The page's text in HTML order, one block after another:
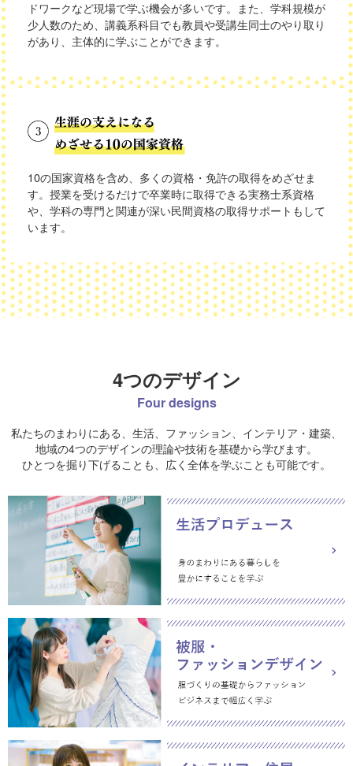
ドワークなど現場で学ぶ機会が多いです。また、学科規模が
少人数のため、講義系科目でも教員や受講生同士のやり取り
があり、主体的に学ぶことができます。
10の国家資格を含め、多くの資格・免許の取得をめざせま
す。授業を受けるだけで卒業時に取得できる実務士系資格
や、学科の専門と関連が深い民間資格の取得サポートもして
います。
4つのデザイン
Four designs
私たちのまわりにある、生活、ファッション、インテリア・建築、
地域の4つのデザインの理論や技術を基礎から学びます。
ひとつを掘り下げることも、広く全体を学ぶことも可能です。